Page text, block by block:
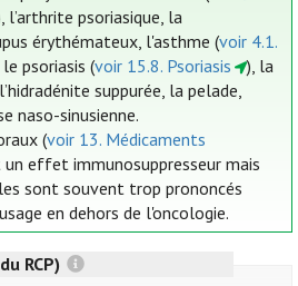
l’arthrite psoriasique, la
érythémateux, l'asthme (voir 4.1.
le psoriasis (voir 15.8. Psoriasis
), la
suppurée, la pelade,
naso-sinusienne.
(voir 13. Médicaments
effet immunosuppresseur mais
sont souvent trop prononcés
en dehors de l'oncologie.
RCP)